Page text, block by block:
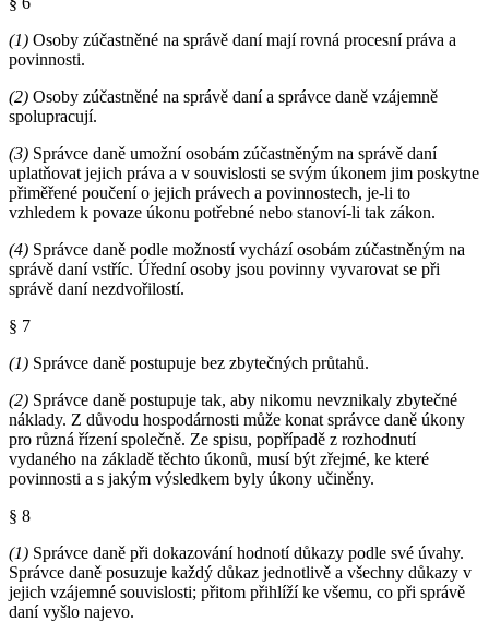
(1) Osoby zúčastněné na správě daní mají rovná procesní práva a
povinnosti.
(2) Osoby zúčastněné na správě daní a správce daně vzájemně
spolupracují.
(3) Správce daně umožní osobám zúčastněným na správě daní
uplatňovat jejich práva a v souvislosti se svým úkonem jim poskytne
přiměřené poučení o jejich právech a povinnostech, je-li to
vzhledem k povaze úkonu potřebné nebo stanoví-li tak zákon.
(4) Správce daně podle možností vychází osobám zúčastněným na
správě daní vstříc. Úřední osoby jsou povinny vyvarovat se při
správě daní nezdvořilostí.
§ 7
(1) Správce daně postupuje bez zbytečných průtahů.
(2) Správce daně postupuje tak, aby nikomu nevznikaly zbytečné
náklady. Z důvodu hospodárnosti může konat správce daně úkony
pro různá řízení společně. Ze spisu, popřípadě z rozhodnutí
vydaného na základě těchto úkonů, musí být zřejmé, ke které
povinnosti a s jakým výsledkem byly úkony učiněny.
§ 8
(1) Správce daně při dokazování hodnotí důkazy podle své úvahy.
Správce daně posuzuje každý důkaz jednotlivě a všechny důkazy v
jejich vzájemné souvislosti; přitom přihlíží ke všemu, co při správě
daní vyšlo najevo.